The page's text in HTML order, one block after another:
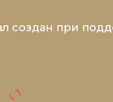
создан при